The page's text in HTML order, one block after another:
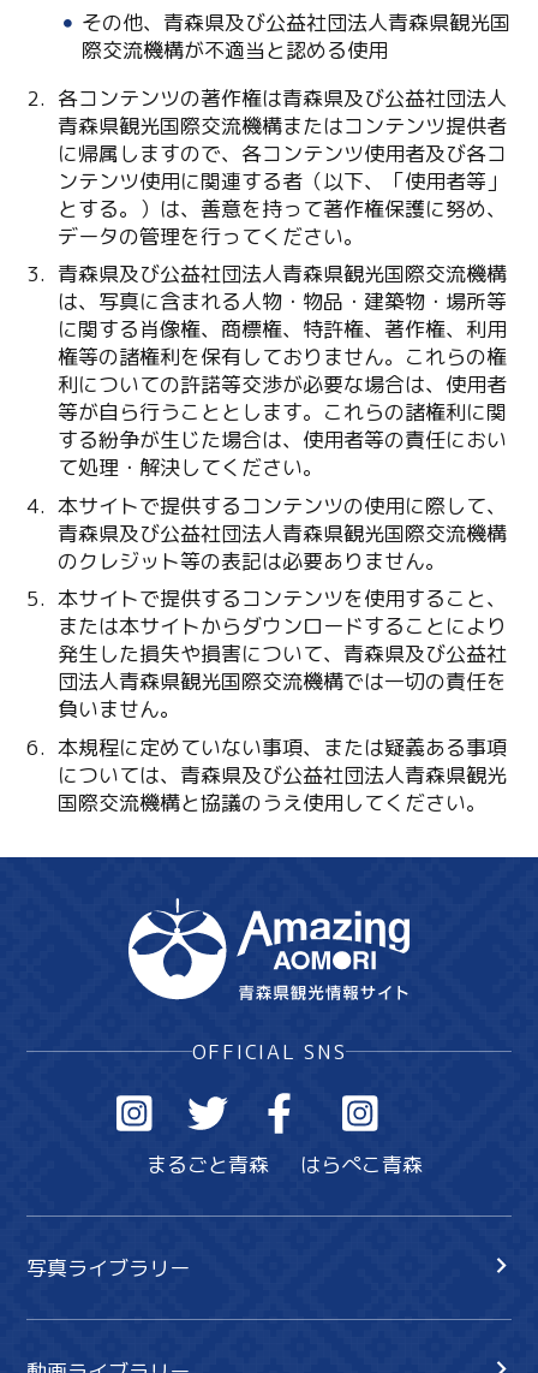
その他、青森県及び公益社団法人青森県観光国
際交流機構が不適当と認める使用
各コンテンツの著作権は青森県及び公益社団法人
青森県観光国際交流機構またはコンテンツ提供者
に帰属しますので、各コンテンツ使用者及び各コ
ンテンツ使用に関連する者（以下、「使用者等」
とする。）は、善意を持って著作権保護に努め、
データの管理を行ってください。
青森県及び公益社団法人青森県観光国際交流機構
は、写真に含まれる人物・物品・建築物・場所等
に関する肖像権、商標権、特許権、著作権、利用
権等の諸権利を保有しておりません。これらの権
利についての許諾等交渉が必要な場合は、使用者
等が自ら行うこととします。これらの諸権利に関
する紛争が生じた場合は、使用者等の責任におい
て処理・解決してください。
本サイトで提供するコンテンツの使用に際して、
青森県及び公益社団法人青森県観光国際交流機構
のクレジット等の表記は必要ありません。
本サイトで提供するコンテンツを使用すること、
または本サイトからダウンロードすることにより
発生した損失や損害について、青森県及び公益社
団法人青森県観光国際交流機構では一切の責任を
負いません。
本規程に定めていない事項、または疑義ある事項
については、青森県及び公益社団法人青森県観光
国際交流機構と協議のうえ使用してください。
OFFICIAL SNS
まるごと青森 はらぺこ青森
写真ライブラリー